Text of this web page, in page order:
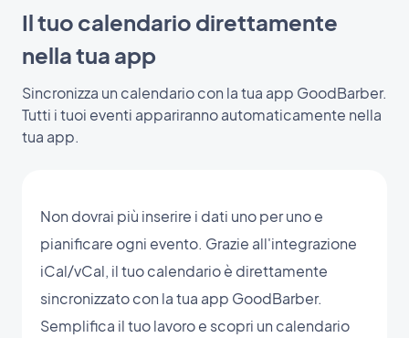
Il tuo calendario direttamente
nella tua app
Sincronizza un calendario con la tua app GoodBarber.
Tutti i tuoi eventi appariranno automaticamente nella
tua app.
Non dovrai più inserire i dati uno per uno e
pianificare ogni evento. Grazie all'integrazione
iCal/vCal, il tuo calendario è direttamente
sincronizzato con la tua app GoodBarber.
Semplifica il tuo lavoro e scopri un calendario